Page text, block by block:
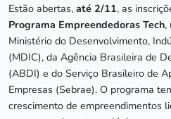
Estão abertas, até 2/11, as
Programa Empreendedoras Tech,
Ministério do Desenvolvimento,
(MDIC), da Agência Brasileira de
(ABDI) e do Serviço Brasileiro de
Empresas (Sebrae). O programa
crescimento de empreendimentos